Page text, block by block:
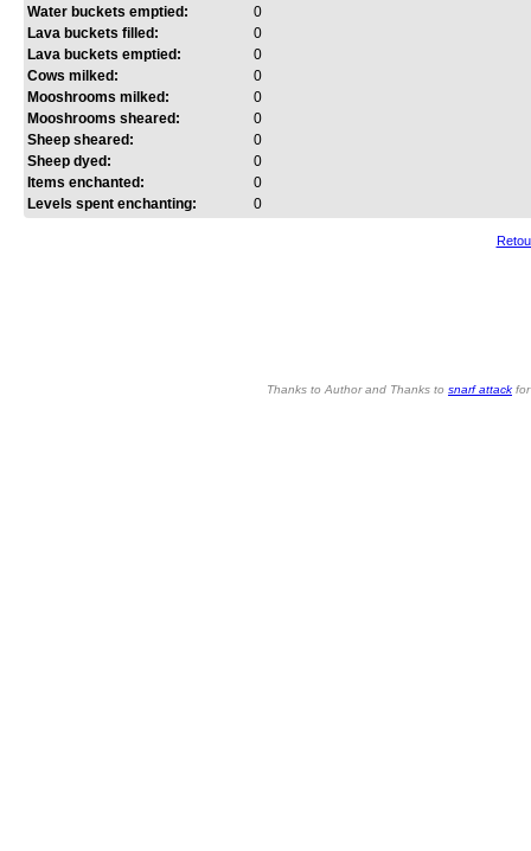
Water buckets emptied:
0
Lava buckets filled:
0
Lava buckets emptied:
0
Cows milked:
0
Mooshrooms milked:
0
Mooshrooms sheared:
0
Sheep sheared:
0
Sheep dyed:
0
Items enchanted:
0
Levels spent enchanting:
0
Thanks to Author and Thanks to snarf attack